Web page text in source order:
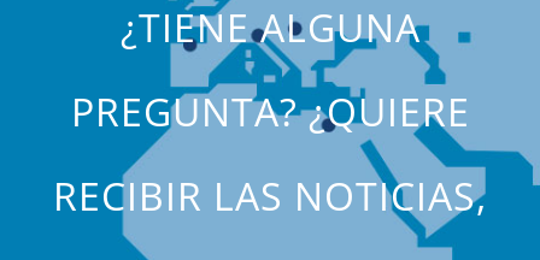
¿TIENE ALGUNA
PREGUNTA? ¿QUIERE
RECIBIR LAS NOTICIAS,